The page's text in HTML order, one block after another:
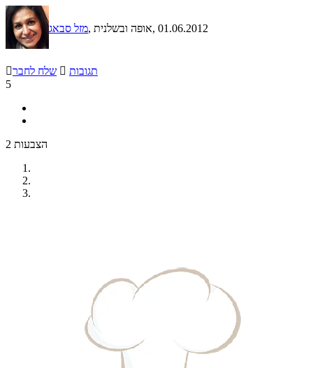
מזל סבאג , אופה ובשלנית, 01.06.2012
שלח לחבר  תגובות
5
2 הצבעות